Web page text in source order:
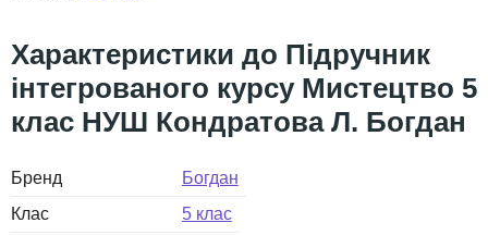
Підручник
інтегрованого курсу Мистецтво 5
клас НУШ Кондратова Л. Богдан
Бренд
Богдан
Клас
5 клас